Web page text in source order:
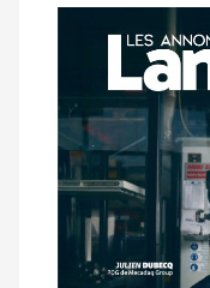
Notre
dernier
magazine